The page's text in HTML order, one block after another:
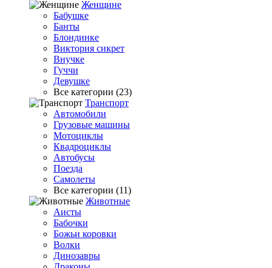
Женщине
Бабушке
Банты
Блондинке
Виктория сикрет
Внучке
Гуччи
Девушке
Все категории (23)
Транспорт
Автомобили
Грузовые машины
Мотоциклы
Квадроциклы
Автобусы
Поезда
Самолеты
Все категории (11)
Животные
Аисты
Бабочки
Божьи коровки
Волки
Динозавры